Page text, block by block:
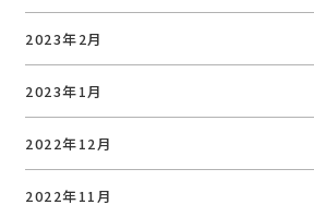
2023年2月
2023年1月
2022年12月
2022年11月